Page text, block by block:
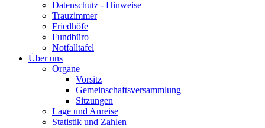
Datenschutz - Hinweise
Trauzimmer
Friedhöfe
Fundbüro
Notfalltafel
Über uns
Organe
Vorsitz
Gemeinschaftsversammlung
Sitzungen
Lage und Anreise
Statistik und Zahlen